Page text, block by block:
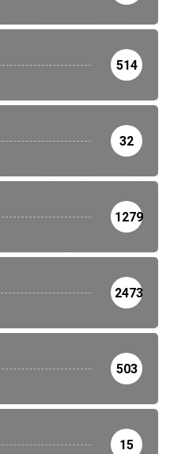
514
32
1279
2473
503
15